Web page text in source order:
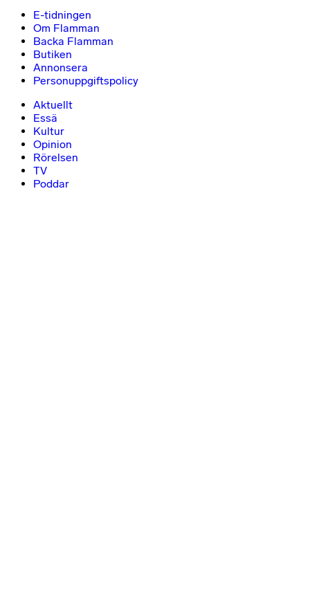
E-tidningen
Om Flamman
Backa Flamman
Butiken
Annonsera
Personuppgiftspolicy
Aktuellt
Essä
Kultur
Opinion
Rörelsen
TV
Poddar